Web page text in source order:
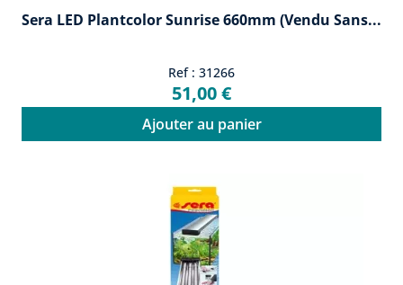
Sera LED Plantcolor Sunrise 660mm (vendu Sans...
Ref : 31266
51,00 €
Ajouter au panier